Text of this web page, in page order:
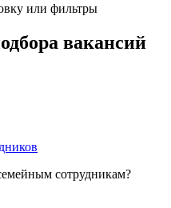
или фильтры
вакансий
сотрудникам?